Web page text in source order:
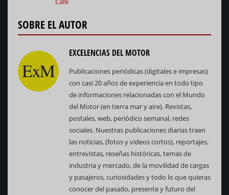
SOBRE EL AUTOR
EXCELENCIAS DEL MOTOR
Publicaciones periódicas (digitales e impresas)
con casi 20 años de experiencia en todo tipo
de informaciones relacionadas con el Mundo
del Motor (en tierra mar y aire). Revistas,
postales, web, periódico semanal, redes
sociales. Nuestras publicaciones diarias traen
las noticias, (fotos y videos cortos), reportajes,
entrevistas, reseñas históricas, temas de
industria y mercado, de la movilidad de cargas
y pasajeros, curiosidades y todo lo que quieras
conocer del pasado, presente y futuro del